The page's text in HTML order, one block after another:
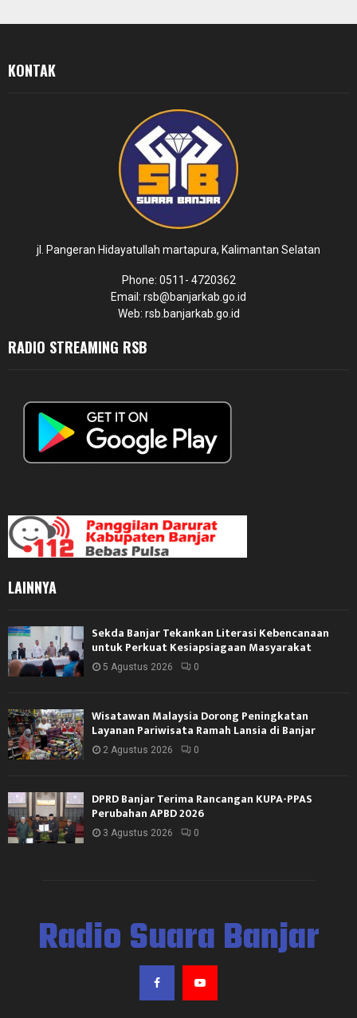
KONTAK
jl. Pangeran Hidayatullah martapura, Kalimantan Selatan
Phone: 0511- 4720362
Email: rsb@banjarkab.go.id
Web: rsb.banjarkab.go.id
RADIO STREAMING RSB
LAINNYA
Sekda Banjar Tekankan Literasi Kebencanaan
untuk Perkuat Kesiapsiagaan Masyarakat
5 Agustus 2026 0
Wisatawan Malaysia Dorong Peningkatan
Layanan Pariwisata Ramah Lansia di Banjar
2 Agustus 2026 0
DPRD Banjar Terima Rancangan KUPA-PPAS
Perubahan APBD 2026
3 Agustus 2026 0
Radio Suara Banjar